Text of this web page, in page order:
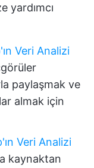
yardımcı
Veri Analizi
paylaşmak ve
almak için
Veri Analizi
kaynaktan